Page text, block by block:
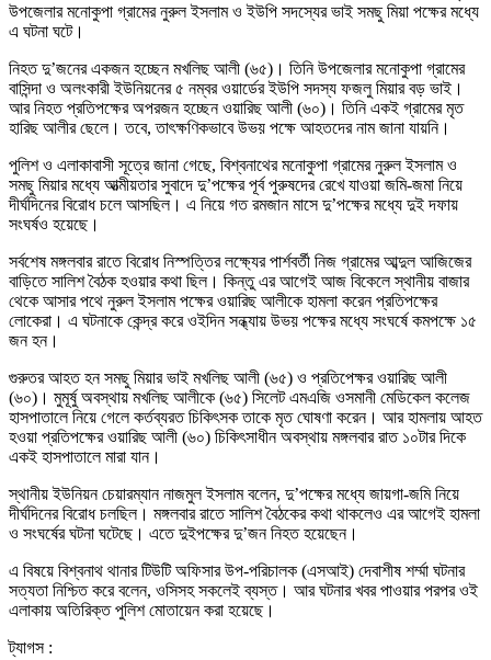
উপজেলার মনোকুপা গ্রামের নুরুল ইসলাম ও ইউপি সদস্যের ভাই সমছু মিয়া পক্ষের মধ্যে
এ ঘটনা ঘটে।
নিহত দু’জনের একজন হচ্ছেন মখলিছ আলী (৬৫)। তিনি উপজেলার মনোকুপা গ্রামের
বাসিন্দা ও অলংকারী ইউনিয়নের ৫ নম্বর ওয়ার্ডের ইউপি সদস্য ফজলু মিয়ার বড় ভাই।
আর নিহত প্রতিপক্ষের অপরজন হচ্ছেন ওয়ারিছ আলী (৬০)। তিনি একই গ্রামের মৃত
হারিছ আলীর ছেলে। তবে, তাৎক্ষণিকভাবে উভয় পক্ষে আহতদের নাম জানা যায়নি।
পুলিশ ও এলাকাবাসী সূত্রে জানা গেছে, বিশ্বনাথের মনোকুপা গ্রামের নুরুল ইসলাম ও
সমছু মিয়ার মধ্যে আত্মীয়তার সুবাদে দু’পক্ষের পূর্ব পুরুষদের রেখে যাওয়া জমি-জমা নিয়ে
দীর্ঘদিনের বিরোধ চলে আসছিল। এ নিয়ে গত রমজান মাসে দু’পক্ষের মধ্যে দুই দফায়
সংঘর্ষও হয়েছে।
সর্বশেষ মঙ্গলবার রাতে বিরোধ নিস্পত্তির লক্ষ্যের পার্শবর্তী নিজ গ্রামের আব্দুল আজিজের
বাড়িতে সালিশ বৈঠক হওয়ার কথা ছিল। কিন্তু এর আগেই আজ বিকেলে স্থানীয় বাজার
থেকে আসার পথে নুরুল ইসলাম পক্ষের ওয়ারিছ আলীকে হামলা করেন প্রতিপক্ষের
লোকেরা। এ ঘটনাকে কেন্দ্র করে ওইদিন সন্ধ্যায় উভয় পক্ষের মধ্যে সংঘর্ষে কমপক্ষে ১৫
জন হন।
গুরুতর আহত হন সমছু মিয়ার ভাই মখলিছ আলী (৬৫) ও প্রতিপেক্ষর ওয়ারিছ আলী
(৬০)। মুমূর্ষু অবস্থায় মখলিছ আলীকে (৬৫) সিলেট এমএজি ওসমানী মেডিকেল কলেজ
হাসপাতালে নিয়ে গেলে কর্তব্যরত চিকিৎসক তাকে মৃত ঘোষণা করেন। আর হামলায় আহত
হওয়া প্রতিপক্ষের ওয়ারিছ আলী (৬০) চিকিৎসাধীন অবস্থায় মঙ্গলবার রাত ১০টার দিকে
একই হাসপাতালে মারা যান।
স্থানীয় ইউনিয়ন চেয়ারম্যান নাজমুল ইসলাম বলেন, দু’পক্ষের মধ্যে জায়গা-জমি নিয়ে
দীর্ঘদিনের বিরোধ চলছিল। মঙ্গলবার রাতে সালিশ বৈঠকের কথা থাকলেও এর আগেই হামলা
ও সংঘর্ষের ঘটনা ঘটেছে। এতে দুইপক্ষের দু’জন নিহত হয়েছেন।
এ বিষয়ে বিশ্বনাথ থানার টিউটি অফিসার উপ-পরিচালক (এসআই) দেবাশীষ শর্ম্মা ঘটনার
সত্যতা নিশ্চিত করে বলেন, ওসিসহ সকলেই ব্যস্ত। আর ঘটনার খবর পাওয়ার পরপর ওই
এলাকায় অতিরিক্ত পুলিশ মোতায়েন করা হয়েছে।
ট্যাগস :